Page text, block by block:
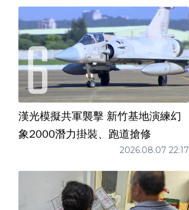
漢光模擬共軍襲擊 新竹基地演練幻
象2000潛力掛裝、跑道搶修
2026.08.07 22:17